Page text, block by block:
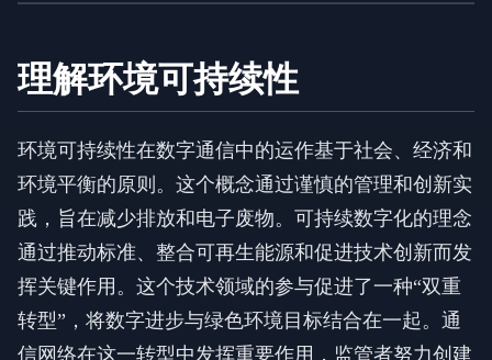
理解环境可持续性
环境可持续性在数字通信中的运作基于社会、经济和
环境平衡的原则。这个概念通过谨慎的管理和创新实
践，旨在减少排放和电子废物。可持续数字化的理念
通过推动标准、整合可再生能源和促进技术创新而发
挥关键作用。这个技术领域的参与促进了一种“双重
转型”，将数字进步与绿色环境目标结合在一起。通
信网络在这一转型中发挥重要作用，监管者努力创建